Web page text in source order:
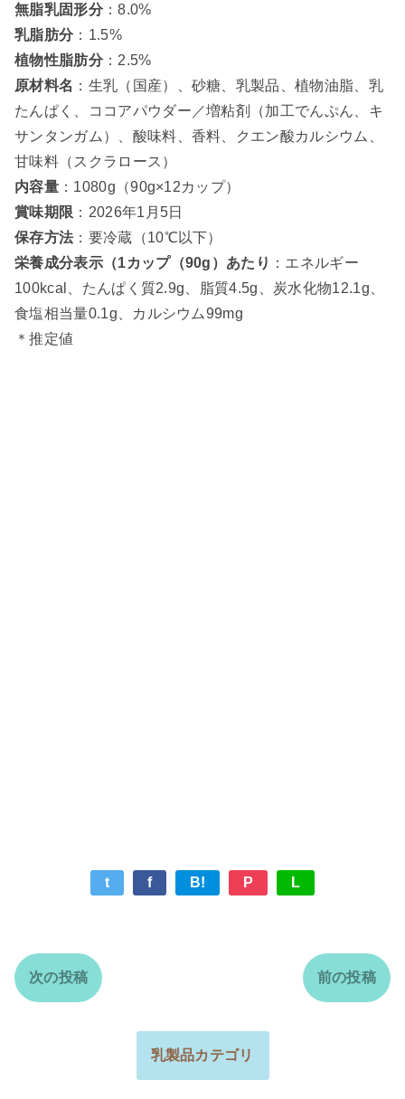
無脂乳固形分：8.0%
乳脂肪分：1.5%
植物性脂肪分：2.5%
原材料名 ：生乳（国産）、砂糖、乳製品、植物油脂、乳
たんぱく、ココアパウダー／増粘剤（加工でんぷん、キ
サンタンガム）、酸味料、香料、クエン酸カルシウム、
甘味料（スクラロース）
内容量：1080g（90g×12カップ）
賞味期限 ：2026年1月5日
保存方法：要冷蔵（10℃以下）
栄養成分表示（1カップ（90g）あたり ：エネルギー
100kcal、たんぱく質2.9g、脂質4.5g、炭水化物12.1g、
食塩相当量0.1g、カルシウム99mg
＊推定値
t f B! P L
次の投稿 前の投稿
乳製品カテゴリ